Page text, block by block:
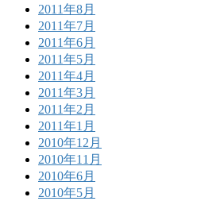
2011年8月
2011年7月
2011年6月
2011年5月
2011年4月
2011年3月
2011年2月
2011年1月
2010年12月
2010年11月
2010年6月
2010年5月